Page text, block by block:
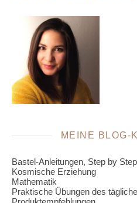
MEINE BLOG-
Bastel-Anleitungen, Step by Step
Kosmische Erziehung
Mathematik
Praktische Übungen des